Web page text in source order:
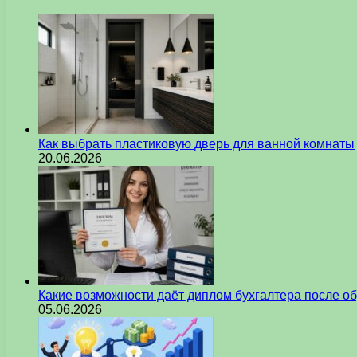
Как выбрать пластиковую дверь для ванной комнаты
20.06.2026
Какие возможности даёт диплом бухгалтера после
05.06.2026